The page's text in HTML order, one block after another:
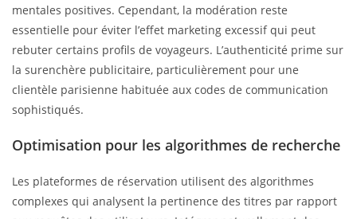
mentales positives. Cependant, la modération reste
essentielle pour éviter l’effet marketing excessif qui peut
rebuter certains profils de voyageurs. L’authenticité prime sur
la surenchère publicitaire, particulièrement pour une
clientèle parisienne habituée aux codes de communication
sophistiqués.
Optimisation pour les algorithmes de recherche
Les plateformes de réservation utilisent des algorithmes
complexes qui analysent la pertinence des titres par rapport